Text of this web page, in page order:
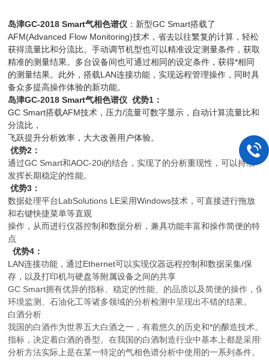
岛津GC-2018 Smart气相色谱仪 ：新型GC Smart搭载了
AFM(Advanced Flow Monitoring)技术，省去以往繁复的计算，轻松
获得流量比和分流比。手动调节机型也可以精准设定测量条件，获取
精准的测量结果。多台设备间也可通过相同的设定条件，获得*相同
的测量结果。此外，搭载LAN连接功能，实现远程管理操作，同时具
备众多提高操作体验的新功能。
岛津GC-2018 Smart气相色谱仪 优势1：
GC Smart搭载AFM技术，压力/流量可数字显示，自动计算流量比和
分流比，
飞跃提升分析效率，大大改善用户体验。
优势2：
通过GC Smart和AOC-20i的结合，实现了的分析重现性，可以持续
发挥长期稳定的性能。
优势3：
数据处理平台LabSolutions LE采用Windows技术，可直接进行拖放
和右键快捷菜单等直观
操作，从而进行仪器控制和数据分析，兼具功能丰富和操作简便的特
点
优势4：
LAN连接功能，通过Ethernet可以实现仪器远程控制和数据采集/保
存，以及打印机与硬盘等附属设备之间的共享
GC Smart拥有优异的指标、稳定的性能、的品质以及简便的操作，保
环境监测、石油化工等诸多领域的分析检测中呈现出不错的结果。
白酒分析
我国的白酒作为世界五大白酒之一，有着悠久的历史和*的酿造技术
指标，决定着白酒的香型。在我国的白酒制造行业中基本上都是采用
分析方法实际上是在某一特定的气相色谱分析中使用的一系列条件。